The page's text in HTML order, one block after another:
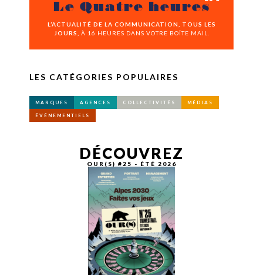
Le Quatre heures
L’ACTUALITÉ DE LA COMMUNICATION, TOUS LES
JOURS,
À 16 HEURES DANS VOTRE BOÎTE MAIL.
LES CATÉGORIES POPULAIRES
MARQUES AGENCES COLLECTIVITÉS MÉDIAS
ÉVÉNEMENTIELS
DÉCOUVREZ
OUR(S) #25 - ÉTÉ 2026